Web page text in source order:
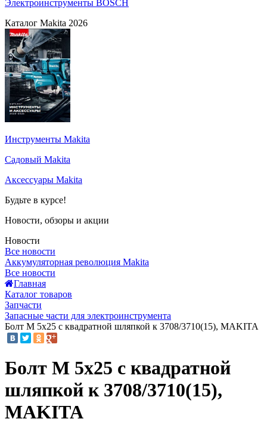
Электроинструменты BOSCH
Каталог Makita 2026
Инструменты Makita
Садовый Makita
Аксессуары Makita
Будьте в курсе!
Новости, обзоры и акции
Новости
Все новости
Аккумуляторная революция Makita
Все новости
Главная
Каталог товаров
Запчасти
Запасные части для электроинструмента
Болт M 5x25 с квадратной шляпкой к 3708/3710(15), MAKITA
Болт M 5x25 с квадратной
шляпкой к 3708/3710(15),
MAKITA